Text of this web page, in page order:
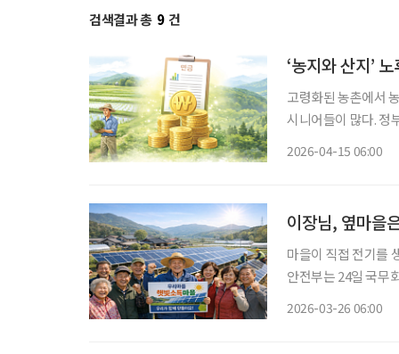
검색결과 총 9 건
‘농지와 산지’
고령화된 농촌에서
시니어들이 많다. 정
2026-04-15 06:00
이장님, 옆마을
마을이 직접 전기를
안전부는 24일 국무
2026-03-26 06:00